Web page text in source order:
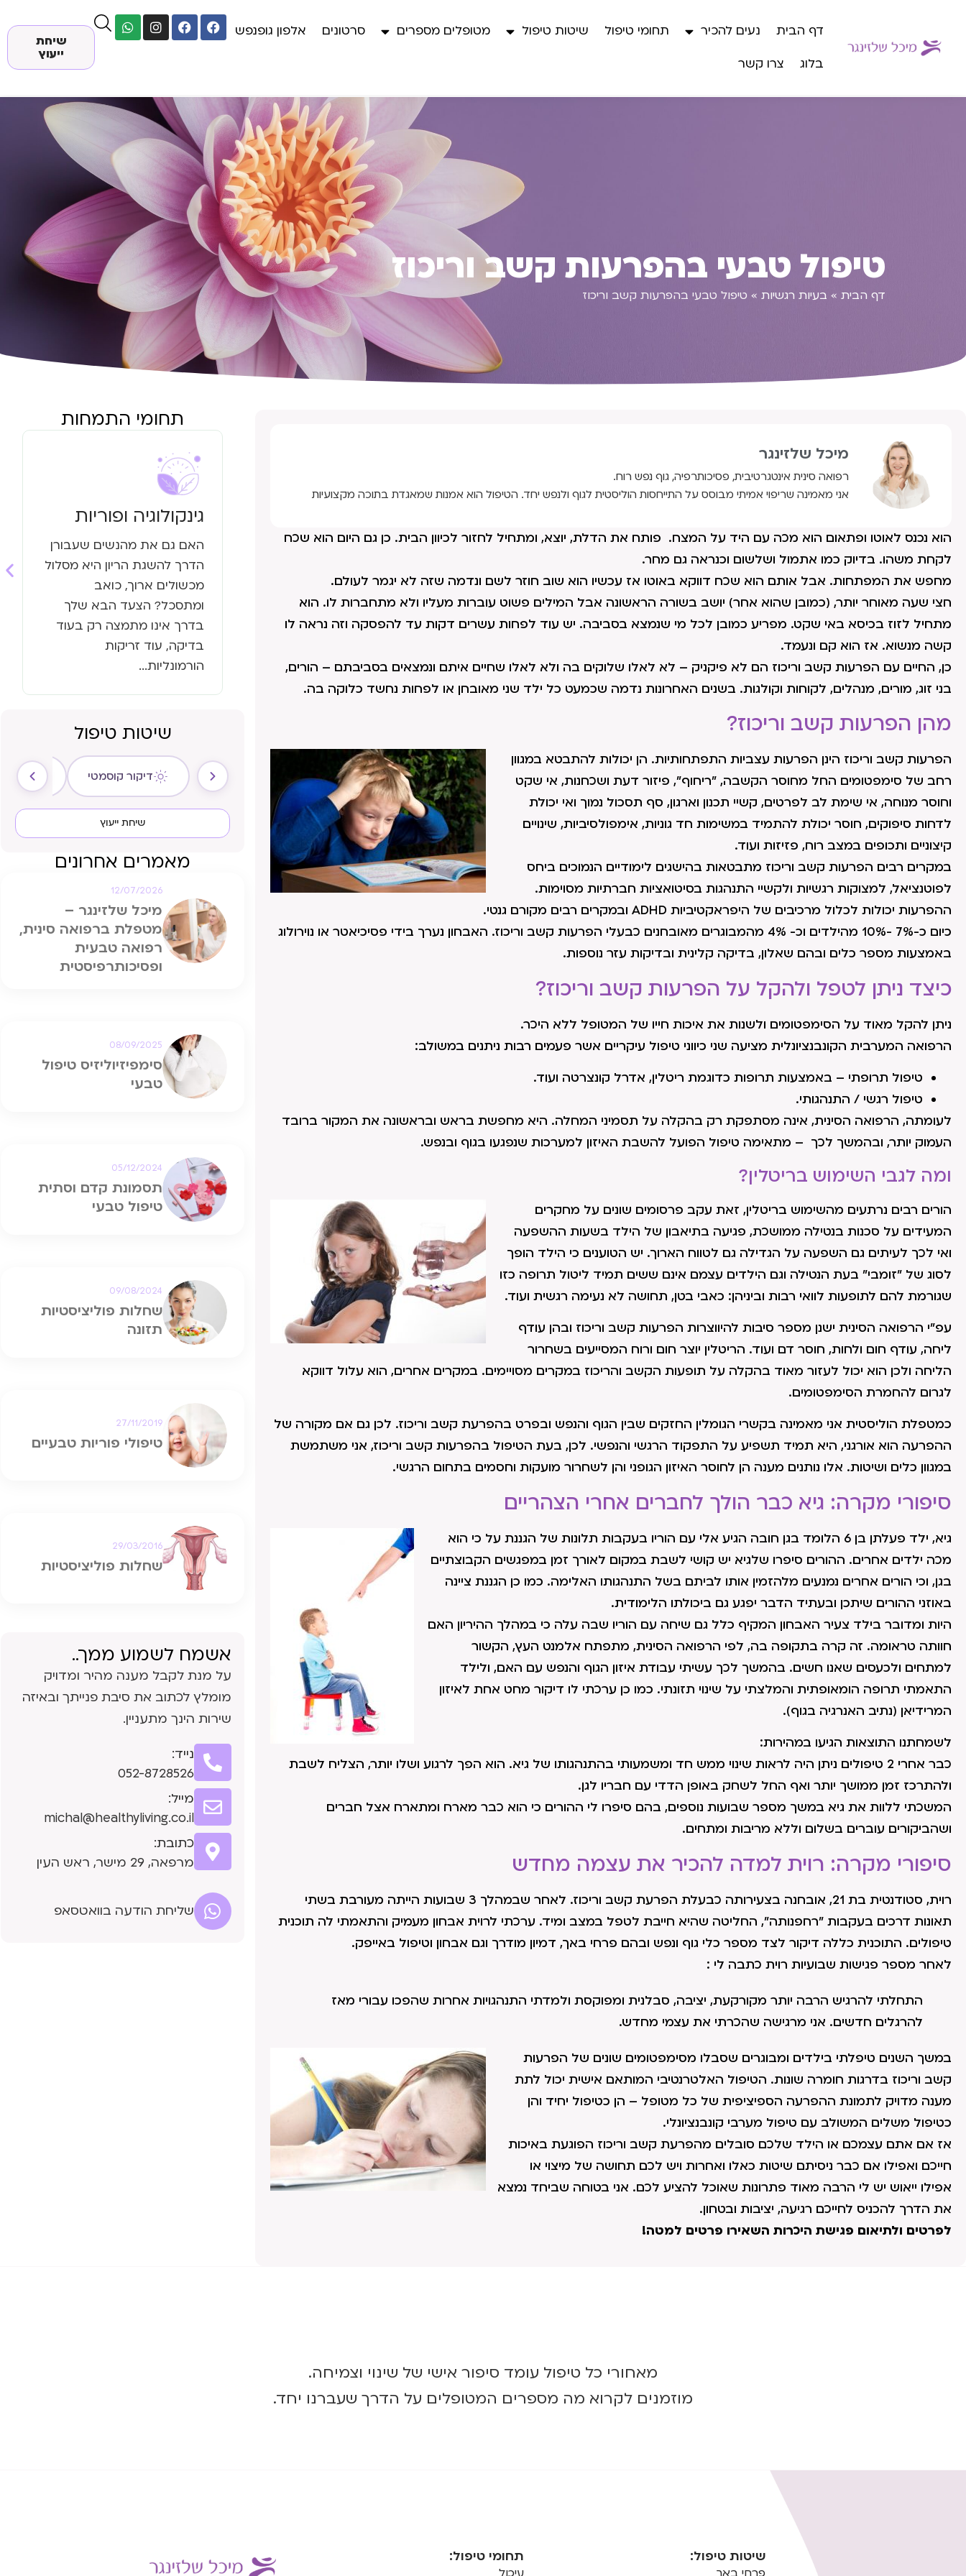
דף הבית נעים להכיר תחומי טיפול שיטות טיפול מטופלים מספרים סרטונים
אלפון גופנפש
בלוג
צרו קשר
שיחת
ייעוץ
טיפול טבעי בהפרעות קשב וריכוז
דף הבית » בעיות רגשיות » טיפול טבעי בהפרעות קשב וריכוז
מיכל שלזינגר
רפואה סינית אינטגרטיבית, פסיכותרפיה, גוף נפש רוח.
אני מאמינה שריפוי אמיתי מבוסס על התייחסות הוליסטית לגוף ולנפש יחד. הטיפול הוא אמנות שמאגדת בתוכה מקצועיות
הוא נכנס לאוטו ופתאום הוא מכה עם היד על המצח. פותח את הדלת, יוצא, ומתחיל לחזור לכיוון הבית. כן גם היום הוא שכח
לקחת משהו. בדיוק כמו אתמול ושלשום וכנראה גם מחר.
מחפש את המפתחות. אבל אותם הוא שכח דווקא באוטו אז עכשיו הוא שוב חוזר לשם ונדמה שזה לא יגמר לעולם.
חצי שעה מאוחר יותר, (כמובן שהוא אחר) יושב בשורה הראשונה אבל המילים פשוט עוברות מעליו ולא מתחברות לו. הוא
מתחיל לזוז בכיסא באי שקט. מפריע כמובן לכל מי שנמצא בסביבה. יש עוד לפחות עשרים דקות עד להפסקה וזה נראה לו
קשה מנשוא. אז הוא קם ונעמד.
כן, החיים עם הפרעות קשב וריכוז הם לא פיקניק – לא לאלו שלוקים בה ולא לאלו שחיים איתם ונמצאים בסביבתם – הורים,
בני זוג, מורים, מנהלים, לקוחות וקולגות. בשנים האחרונות נדמה שכמעט כל ילד שני מאובחן או לפחות נחשד כלוקה בה.
מהן הפרעות קשב וריכוז?
הפרעות קשב וריכוז הינן הפרעות עצביות התפתחותיות. הן יכולות להתבטא במגוון
רחב של סימפטומים החל מחוסר הקשבה, "ריחוף", פיזור דעת ושכחנות, אי שקט
וחוסר מנוחה, אי שימת לב לפרטים, קשיי תכנון וארגון, סף תסכול נמוך ואי יכולת
לדחות סיפוקים, חוסר יכולת להתמיד במשימות חד גוניות, אימפולסיביות, שינויים
קיצוניים ותכופים במצב רוח, פזיזות ועוד.
במקרים רבים הפרעות קשב וריכוז מתבטאות בהישגים לימודיים הנמוכים ביחס
לפוטנציאל, למצוקות רגשיות ולקשיי התנהגות בסיטואציות חברתיות מסוימות.
ההפרעות יכולות לכלול מרכיבים של היפראקטיביות ADHD ובמקרים רבים מקורם גנטי.
כיום כ-7% -10% מהילדים וכ- 4% מהמבוגרים מאובחנים כבעלי הפרעות קשב וריכוז. האבחון נערך בידי פסיכיאטר או נוירולוג
באמצעות מספר כלים ובהם שאלון, בדיקה קלינית ובדיקות עזר נוספות.
כיצד ניתן לטפל ולהקל על הפרעות קשב וריכוז?
ניתן להקל מאוד על הסימפטומים ולשנות את איכות חייו של המטופל ללא היכר.
הרפואה המערבית הקונבנציונלית מציעה שני כיווני טיפול עיקריים אשר פעמים רבות ניתנים במשולב:
טיפול תרופתי – באמצעות תרופות כדוגמת ריטלין, אדרל קונצרטה ועוד.
טיפול רגשי / התנהגותי.
לעומתה, הרפואה הסינית, אינה מסתפקת רק בהקלה על תסמיני המחלה. היא מחפשת בראש ובראשונה את המקור ברובד
העמוק יותר, ובהמשך לכך – מתאימה טיפול הפועל להשבת האיזון למערכות שנפגעו בגוף ובנפש.
ומה לגבי השימוש בריטלין?
הורים רבים נרתעים מהשימוש בריטלין, זאת עקב פרסומים שונים על מחקרים
המעידים על סכנות בנטילה ממושכת, פגיעה בתיאבון של הילד בשעות ההשפעה
ואי לכך לעיתים גם השפעה על הגדילה גם לטווח הארוך. יש הטוענים כי הילד הופך
לסוג של "זומבי" בעת הנטילה וגם הילדים עצמם אינם ששים תמיד ליטול תרופה כזו
שגורמת להם לתופעות לוואי רבות וביניהן: כאבי בטן, תחושה לא נעימה רגשית ועוד.
עפ"י הרפואה הסינית ישנן מספר סיבות להיווצרות הפרעות קשב וריכוז ובהן עודף
ליחה, עודף חום ולחות, חוסר דם ועוד. הריטלין יוצר חום ורוח המסייעים בשחרור
הליחה ולכן הוא יכול לעזור מאוד בהקלה על תופעות הקשב והריכוז במקרים מסויימים. במקרים אחרים, הוא עלול דווקא
לגרום להחמרת הסימפטומים.
כמטפלת הוליסטית אני מאמינה בקשרי הגומלין החזקים שבין הגוף והנפש ובפרט בהפרעת קשב וריכוז. לכן גם אם מקורה של
ההפרעה הוא אורגני, היא תמיד תשפיע על התפקוד הרגשי והנפשי. לכן, בעת הטיפול בהפרעות קשב וריכוז, אני משתמשת
במגוון כלים ושיטות. אלו נותנים מענה הן לחוסר האיזון הגופני והן לשחרור מועקות וחסמים בתחום הרגשי.
סיפורי מקרה: גיא כבר הולך לחברים אחרי הצהריים
גיא, ילד פעלתן בן 6 הלומד בגן חובה הגיע אלי עם הוריו בעקבות תלונות של הגננת על כי הוא
מכה ילדים אחרים. ההורים סיפרו שלגיא יש קושי לשבת במקום לאורך זמן במפגשים הקבוצתיים
בגן, וכי הורים אחרים נמנעים מלהזמין אותו לביתם בשל התנהגותו האלימה. כמו כן הגננת ציינה
באוזני ההורים שיתכן ובעתיד הדבר יפגע גם ביכולתו הלימודית.
היות ומדובר בילד צעיר האבחון המקיף כלל גם שיחה עם הוריו שבה עלה כי במהלך ההיריון האם
חוותה טראומה. זה קרה בתקופה בה, לפי הרפואה הסינית, מתפתח אלמנט העץ, הקשור
למתחים ולכעסים שאנו חשים. בהמשך לכך עשיתי עבודת איזון הגוף והנפש עם האם, ולילד
התאמתי תרופה הומאופתית והמלצתי על שינוי תזונתי. כמו כן ערכתי לו דיקור מחט אחת לאיזון
המרידיאן (נתיב האנרגיה בגוף).
לשמחתנו התוצאות הגיעו במהירות:
כבר אחרי 2 טיפולים ניתן היה לראות שינוי ממש חד ומשמעותי בהתנהגותו של גיא. הוא הפך לרגוע ושלו יותר, הצליח לשבת
ולהתרכז זמן ממושך יותר ואף החל לשחק באופן הדדי עם חבריו לגן.
המשכתי ללוות את גיא במשך מספר שבועות נוספים, בהם סיפרו לי ההורים כי הוא כבר מארח ומתארח אצל חברים
ושהביקורים עוברים בשלום וללא מריבות ומתחים.
סיפורי מקרה: רוית למדה להכיר את עצמה מחדש
רוית, סטודנטית בת 21, אובחנה בצעירותה כבעלת הפרעת קשב וריכוז. לאחר שבמהלך 3 שבועות הייתה מעורבת בשתי
תאונות דרכים בעקבות "רחפנותה", החליטה שהיא חייבת לטפל במצב ומיד. ערכתי לרוית אבחון מעמיק והתאמתי לה תוכנית
טיפולים. התוכנית כללה דיקור לצד מספר כלי גוף ונפש ובהם פרחי באך, דמיון מודרך וגם אבחון וטיפול באייפק.
לאחר מספר פגישות שבועיות רוית כתבה לי :
התחלתי להרגיש הרבה יותר מקורקעת, יציבה, סבלנית ומפוקסת ולמדתי התנהגויות אחרות שהפכו עבורי מאז
להרגלים חדשים. אני מרגישה שהכרתי את עצמי מחדש.
במשך השנים טיפלתי בילדים ומבוגרים שסבלו מסימפטומים שונים של הפרעות
קשב וריכוז בדרגות חומרה שונות. הטיפול האלטרנטיבי המותאם אישית יכול לתת
מענה מדויק לתמונת ההפרעה הספיציפית של כל מטופל – הן כטיפול יחיד והן
כטיפול משלים המשולב עם טיפול מערבי קונבנציונלי.
אז אם אתם עצמכם או הילד שלכם סובלים מהפרעת קשב וריכוז הפוגעת באיכות
חייכם ואפילו אם כבר ניסיתם שיטות כאלו ואחרות ויש לכם תחושה של מיצוי או
אפילו ייאוש יש לי הרבה מאוד פתרונות שאוכל להציע לכם. אני בטוחה שביחד נמצא
את הדרך להכניס לחייכם רגיעה, יציבות ובטחון.
לפרטים ולתיאום פגישת היכרות השאירו פרטים למטה!
תחומי התמחות
גינקולוגיה ופוריות
האם גם את מהנשים שעבורן
הדרך להשגת הריון היא מסלול
מכשולים ארוך, כואב
ומתסכל? הצעד הבא שלך
בדרך אינו מתמצה רק בעוד
בדיקה, עוד זריקות
הורמונליות...
שיטות טיפול
דיקור קוסמטי ריקול
שיחת ייעוץ
מאמרים אחרונים
מיכל שלזינגר –
מטפלת ברפואה סינית,
רפואה טבעית
ופסיכותרפיסטית
12/07/2026
סימפיזיוליזיס טיפול
טבעי
08/09/2025
תסמונת קדם וסתית
טיפול טבעי
05/12/2024
שחלות פוליציסטיות
תזונה
09/08/2024
טיפולי פוריות טבעיים
27/11/2019
שחלות פוליציסטיות
29/03/2016
אשמח לשמוע ממך..
על מנת לקבל מענה מהיר ומדויק
מומלץ לכתוב את סיבת פנייתך ובאיזה
שירות הינך מתעניין.
נייד:
052-8728526
מייל:
michal@healthyliving.co.il
כתובת:
מרפאה, 29 מישר, ראש העין
שליחת הודעה בוואטסאפ
מאחורי כל טיפול עומד סיפור אישי של שינוי וצמיחה.
מוזמנים לקרוא מה מספרים המטופלים על הדרך שעברנו יחד.
תחומי טיפול: שיטות טיפול: